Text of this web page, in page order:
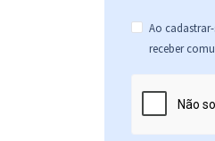
Ao
receber